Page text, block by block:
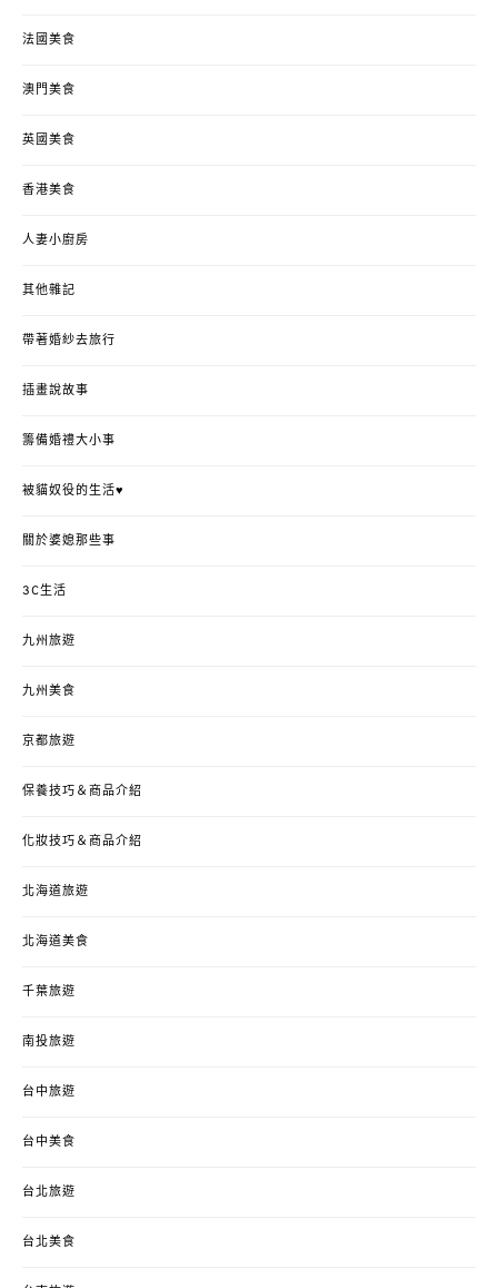
法國美食
澳門美食
英國美食
香港美食
人妻小廚房
其他雜記
帶著婚紗去旅行
插畫說故事
籌備婚禮大小事
被貓奴役的生活♥
關於婆媳那些事
3C生活
九州旅遊
九州美食
京都旅遊
保養技巧＆商品介紹
化妝技巧＆商品介紹
北海道旅遊
北海道美食
千葉旅遊
南投旅遊
台中旅遊
台中美食
台北旅遊
台北美食